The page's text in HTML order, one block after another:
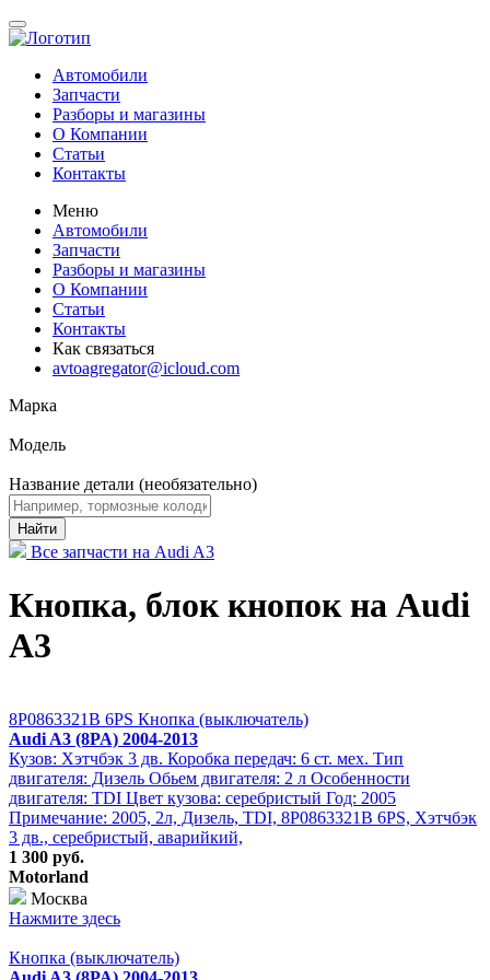
Автомобили
Запчасти
Разборы и магазины
О Компании
Статьи
Контакты
Меню
Автомобили
Запчасти
Разборы и магазины
О Компании
Статьи
Контакты
Как связаться
avtoagregator@icloud.com
Марка
Модель
Название детали (необязательно)
Найти
Все запчасти на Audi A3
Кнопка, блок кнопок на Audi
A3
8P0863321B 6PS Кнопка (выключатель)
Audi A3 (8PA) 2004-2013
Кузов: Хэтчбэк 3 дв. Коробка передач: 6 ст. мех. Тип
двигателя: Дизель Обьем двигателя: 2 л Особенности
двигателя: TDI Цвет кузова: серебристый Год: 2005
Примечание: 2005, 2л, Дизель, TDI, 8P0863321B 6PS, Хэтчбэк
3 дв., серебристый, аварийкий,
1 300 руб.
Motorland
Москва
Нажмите здесь
Кнопка (выключатель)